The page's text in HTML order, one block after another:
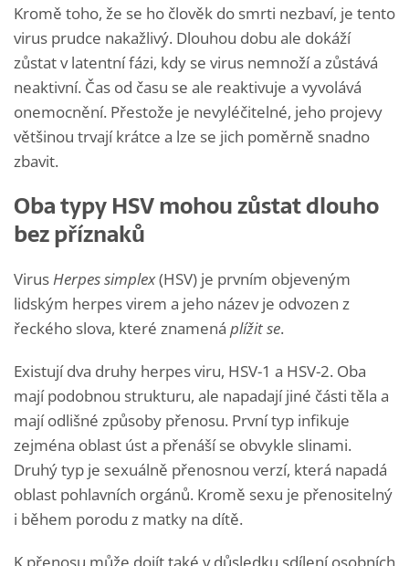
Kromě toho, že se ho člověk do smrti nezbaví, je tento
virus prudce nakažlivý. Dlouhou dobu ale dokáží
zůstat v latentní fázi, kdy se virus nemnoží a zůstává
neaktivní. Čas od času se ale reaktivuje a vyvolává
onemocnění. Přestože je nevyléčitelné, jeho projevy
většinou trvají krátce a lze se jich poměrně snadno
zbavit.
Oba typy HSV mohou zůstat dlouho
bez příznaků
VirusHerpes simplex(HSV) je prvním objeveným
lidským herpes virem a jeho název je odvozen z
řeckého slova, které znamená plížit se.
Existují dva druhy herpes viru, HSV-1 a HSV-2. Oba
mají podobnou strukturu, ale napadají jiné části těla a
mají odlišné způsoby přenosu. První typ infikuje
zejména oblast úst a přenáší se obvykle slinami.
Druhý typ je sexuálně přenosnou verzí, která napadá
oblast pohlavních orgánů. Kromě sexu je přenositelný
i během porodu z matky na dítě.
K přenosu může dojít také v důsledku sdílení osobních